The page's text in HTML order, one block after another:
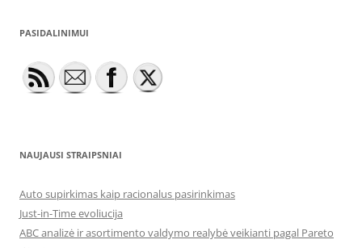
PASIDALINIMUI
NAUJAUSI STRAIPSNIAI
Auto supirkimas kaip racionalus pasirinkimas
Just-in-Time evoliucija
ABC analizė ir asortimento valdymo realybė veikianti pagal Pareto